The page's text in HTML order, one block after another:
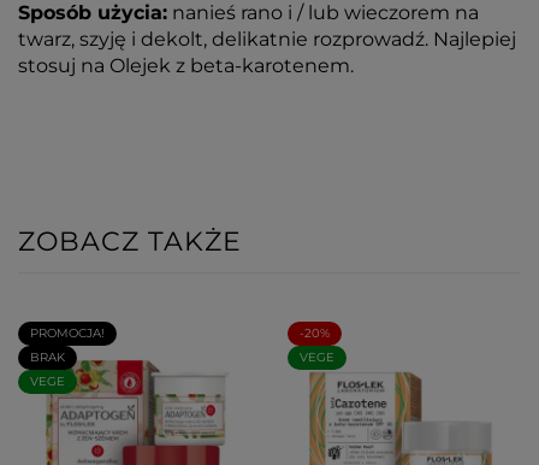
Sposób użycia: nanieś rano i / lub wieczorem na
twarz, szyję i dekolt, delikatnie rozprowadź. Najlepiej
stosuj na Olejek z beta-karotenem.
ZOBACZ TAKŻE
PROMOCJA!
BRAK
VEGE
-20%
VEGE